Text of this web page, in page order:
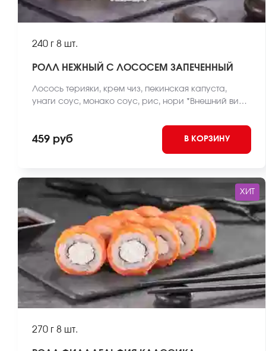
240 г 8 шт.
РОЛЛ НЕЖНЫЙ С ЛОСОСЕМ ЗАПЕЧЕННЫЙ
Лосось терияки, крем чиз, пекинская капуста,
унаги соус, монако соус, рис, нори *Внешний вид
459 руб В КОРЗИНУ
ХИТ
270 г 8 шт.